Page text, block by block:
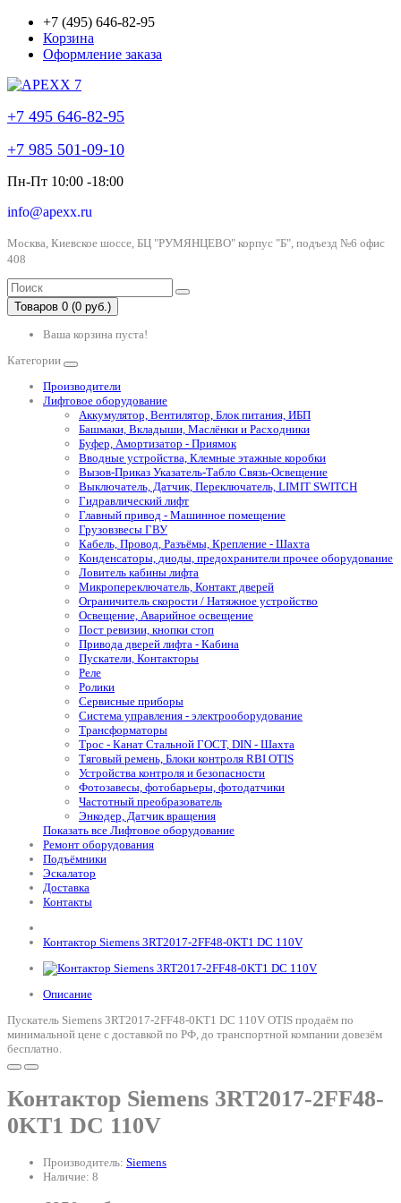
+7 (495) 646-82-95
Корзина
Оформление заказа
+7 495 646-82-95
+7 985 501-09-10
Пн-Пт 10:00 -18:00
info@apexx.ru
Москва, Киевское шоссе, БЦ "РУМЯНЦЕВО" корпус "Б", подъезд №6 офис
408
Товаров 0 (0 руб.)
Ваша корзина пуста!
Категории
Производители
Лифтовое оборудование
Аккумулятор, Вентилятор, Блок питания, ИБП
Башмаки, Вкладыши, Маслёнки и Расходники
Буфер, Амортизатор - Приямок
Вводные устройства, Клемные этажные коробки
Вызов-Приказ Указатель-Табло Связь-Освещение
Выключатель, Датчик, Переключатель, LIMIT SWITCH
Гидравлический лифт
Главный привод - Машинное помещение
Грузовзвесы ГВУ
Кабель, Провод, Разъёмы, Крепление - Шахта
Конденсаторы, диоды, предохранители прочее оборудование
Ловитель кабины лифта
Микропереключатель, Контакт дверей
Ограничитель скорости / Натяжное устройство
Освещение, Аварийное освещение
Пост ревизии, кнопки стоп
Привода дверей лифта - Кабина
Пускатели, Контакторы
Реле
Ролики
Сервисные приборы
Система управления - электрооборудование
Трансформаторы
Трос - Канат Стальной ГОСТ, DIN - Шахта
Тяговый ремень, Блоки контроля RBI OTIS
Устройства контроля и безопасности
Фотозавесы, фотобарьеры, фотодатчики
Частотный преобразователь
Энкодер, Датчик вращения
Показать все Лифтовое оборудование
Ремонт оборудования
Подъёмники
Эскалатор
Доставка
Контакты
Контактор Siemens 3RT2017-2FF48-0KT1 DC 110V
Описание
Пускатель Siemens 3RT2017-2FF48-0KT1 DC 110V OTIS продаём по
минимальной цене с доставкой по РФ, до транспортной компании довезём
бесплатно.
Контактор Siemens 3RT2017-2FF48-
0KT1 DC 110V
Производитель: Siemens
Наличие: 8